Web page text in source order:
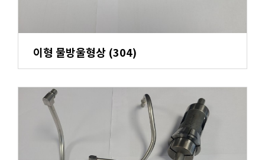
이형 물방울형상 (304)